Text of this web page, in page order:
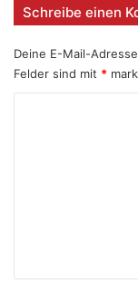
Schreibe einen
Deine E-Mail-
Felder sind mit *